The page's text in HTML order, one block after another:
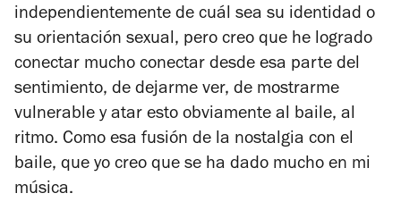
independientemente de cuál sea su identidad o
su orientación sexual, pero creo que he logrado
conectar mucho conectar desde esa parte del
sentimiento, de dejarme ver, de mostrarme
vulnerable y atar esto obviamente al baile, al
ritmo. Como esa fusión de la nostalgia con el
baile, que yo creo que se ha dado mucho en mi
música.